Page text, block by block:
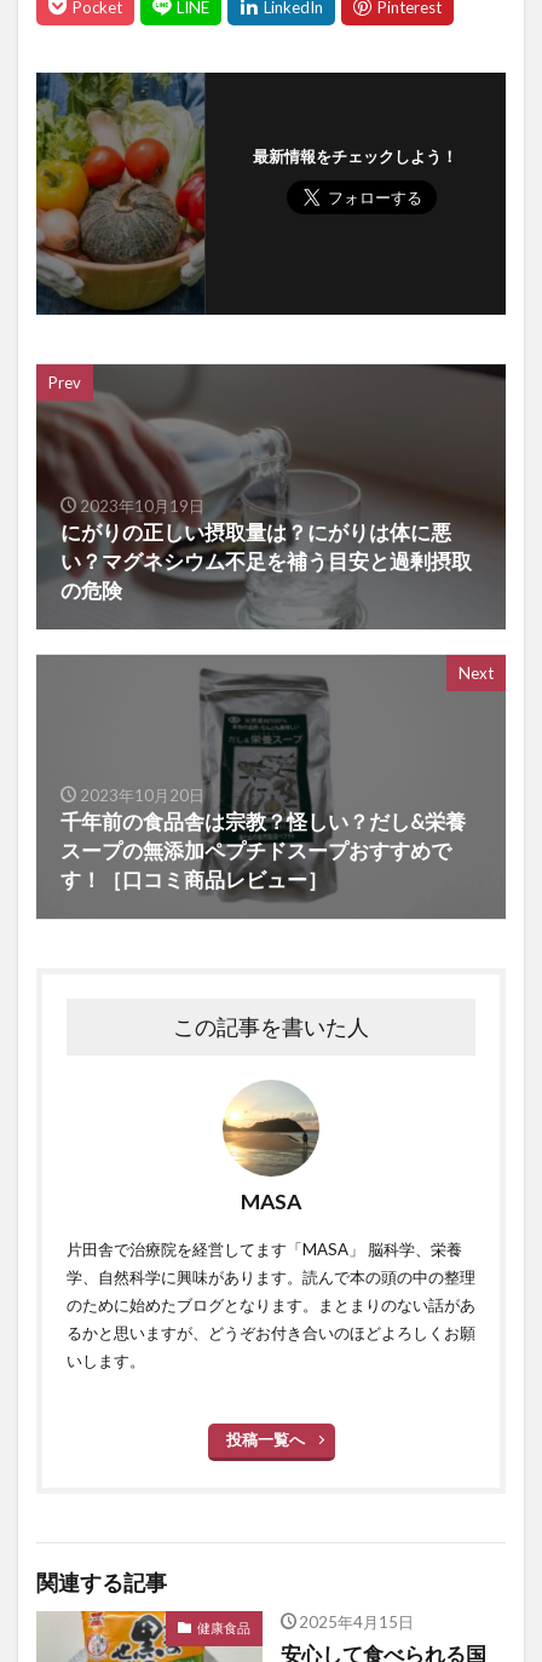
最新情報をチェックしよう！
Prev
2023年10月19日
にがりの正しい摂取量は？にがりは体に悪
い？マグネシウム不足を補う目安と過剰摂取
の危険
Next
2023年10月20日
千年前の食品舎は宗教？怪しい？だし&栄養
スープの無添加ペプチドスープおすすめで
す！［口コミ商品レビュー］
この記事を書いた人
MASA
片田舎で治療院を経営してます「MASA」 脳科学、栄養
学、自然科学に興味があります。読んで本の頭の中の整理
のために始めたブログとなります。まとまりのない話があ
るかと思いますが、どうぞお付き合いのほどよろしくお願
いします。
投稿一覧へ
関連する記事
健康食品 2025年4月15日
安心して食べられる国